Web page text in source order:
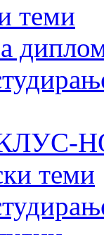
теми
теми